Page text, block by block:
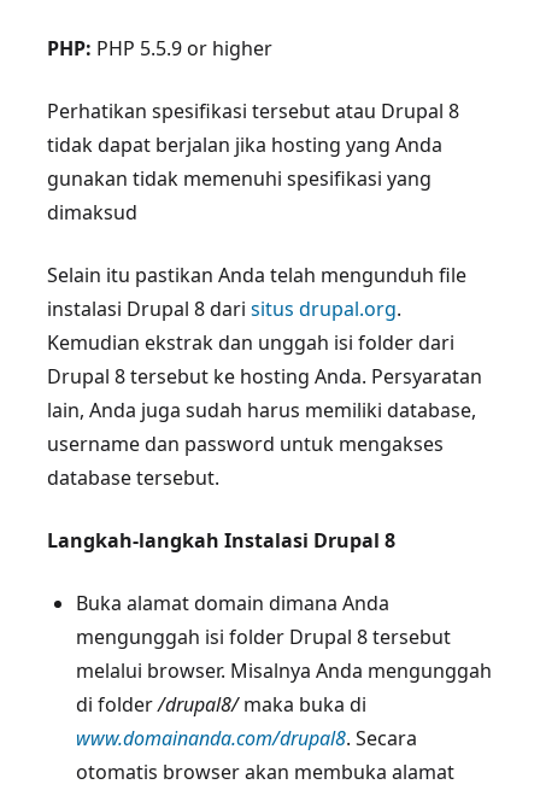
PHP: PHP 5.5.9 or higher
Perhatikan spesifikasi tersebut atau Drupal 8
tidak dapat berjalan jika hosting yang Anda
gunakan tidak memenuhi spesifikasi yang
dimaksud
Selain itu pastikan Anda telah mengunduh file
instalasi Drupal 8 dari situs drupal.org.
Kemudian ekstrak dan unggah isi folder dari
Drupal 8 tersebut ke hosting Anda. Persyaratan
lain, Anda juga sudah harus memiliki database,
username dan password untuk mengakses
database tersebut.
Langkah-langkah Instalasi Drupal 8
Buka alamat domain dimana Anda
mengunggah isi folder Drupal 8 tersebut
melalui browser. Misalnya Anda mengunggah
di folder/drupal8/maka buka di
www.domainanda.com/drupal8. Secara
otomatis browser akan membuka alamat